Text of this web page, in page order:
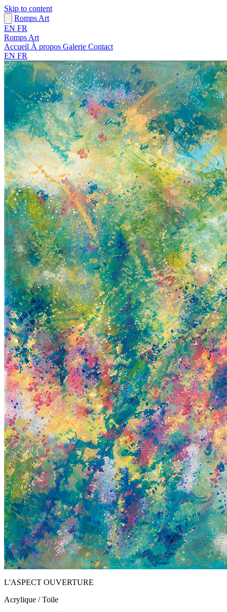
Skip to content
Romps Art
EN FR
Romps Art
Accueil À propos Galerie Contact
EN FR
L'ASPECT OUVERTURE
Acrylique / Toile